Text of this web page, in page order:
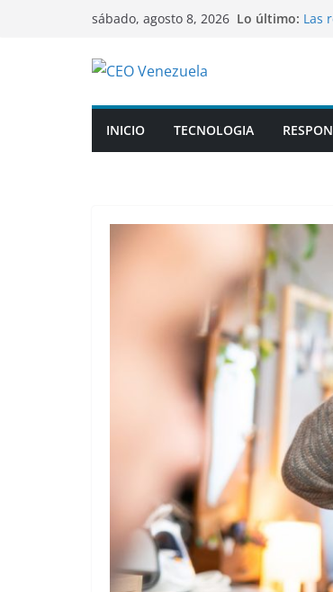
sábado, agosto 8, 2026 Lo último: Las
a
INICIO TECNOLOGIA